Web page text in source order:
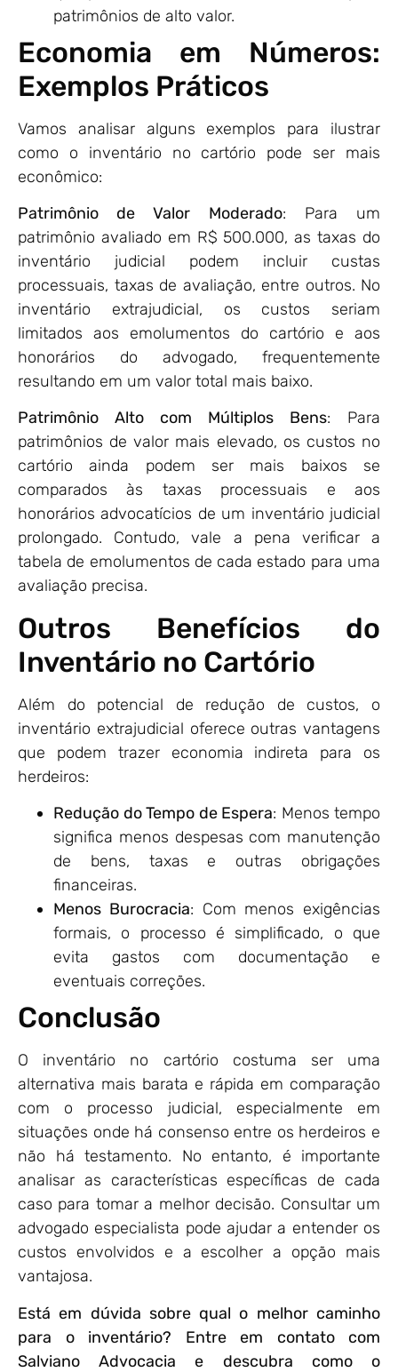
patrimônios de alto valor.
Economia em Números:
Exemplos Práticos
Vamos analisar alguns exemplos para ilustrar
como o inventário no cartório pode ser mais
econômico:
Patrimônio de Valor Moderado: Para um
patrimônio avaliado em R$ 500.000, as taxas do
inventário judicial podem incluir custas
processuais, taxas de avaliação, entre outros. No
inventário extrajudicial, os custos seriam
limitados aos emolumentos do cartório e aos
honorários do advogado, frequentemente
resultando em um valor total mais baixo.
Patrimônio Alto com Múltiplos Bens: Para
patrimônios de valor mais elevado, os custos no
cartório ainda podem ser mais baixos se
comparados às taxas processuais e aos
honorários advocatícios de um inventário judicial
prolongado. Contudo, vale a pena verificar a
tabela de emolumentos de cada estado para uma
avaliação precisa.
Outros Benefícios do
Inventário no Cartório
Além do potencial de redução de custos, o
inventário extrajudicial oferece outras vantagens
que podem trazer economia indireta para os
herdeiros:
Redução do Tempo de Espera: Menos tempo
significa menos despesas com manutenção
de bens, taxas e outras obrigações
financeiras.
Menos Burocracia: Com menos exigências
formais, o processo é simplificado, o que
evita gastos com documentação e
eventuais correções.
Conclusão
O inventário no cartório costuma ser uma
alternativa mais barata e rápida em comparação
com o processo judicial, especialmente em
situações onde há consenso entre os herdeiros e
não há testamento. No entanto, é importante
analisar as características específicas de cada
caso para tomar a melhor decisão. Consultar um
advogado especialista pode ajudar a entender os
custos envolvidos e a escolher a opção mais
vantajosa.
Está em dúvida sobre qual o melhor caminho
para o inventário? Entre em contato com
Salviano Advocacia e descubra como o